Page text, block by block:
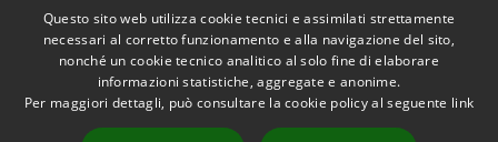
Accessibilità
Copyright © 2026 • Comune di
Mottola • Powered by
Questo sito web utilizza cookie tecnici e assimilati strettamente
necessari al corretto funzionamento e alla navigazione del sito,
nonché un cookie tecnico analitico al solo fine di elaborare
informazioni statistiche, aggregate e anonime.
Per maggiori dettagli, può consultare la cookie policy al seguente link